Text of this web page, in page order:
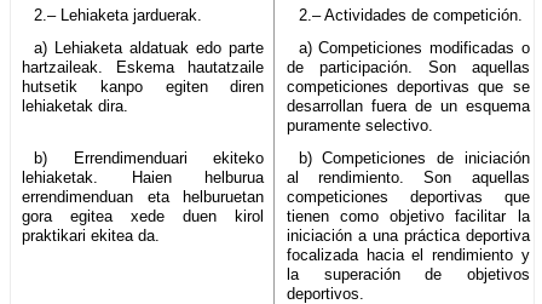
2.– Lehiaketa jarduerak.
2.– Actividades de competición.
a) Lehiaketa aldatuak edo parte
hartzaileak. Eskema hautatzaile
hutsetik kanpo egiten diren
lehiaketak dira.
a) Competiciones modificadas o
de participación. Son aquellas
competiciones deportivas que se
desarrollan fuera de un esquema
puramente selectivo.
b) Errendimenduari ekiteko
lehiaketak. Haien helburua
errendimenduan eta helburuetan
gora egitea xede duen kirol
praktikari ekitea da.
b) Competiciones de iniciación
al rendimiento. Son aquellas
competiciones deportivas que
tienen como objetivo facilitar la
iniciación a una práctica deportiva
focalizada hacia el rendimiento y
la superación de objetivos
deportivos.